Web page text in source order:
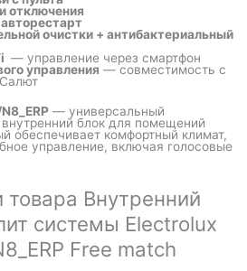
отключения
очистки + антибактериальный
— управление через смартфон
управления — совместимость с
— универсальный
блок для помещений
обеспечивает комфортный климат,
управление, включая голосовые
товара Внутренний
системы Electrolux
Free match